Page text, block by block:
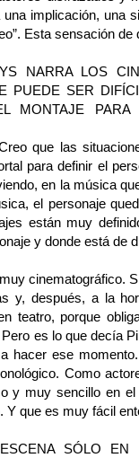
implicación, una
Esta sensación
NARRA LOS
PUEDE SER
MONTAJE
que las
para definir el
en la música
el personaje
están muy
y donde está de
cinematográfico.
y, después, a la
teatro, porque
es lo que decía
hacer ese
Como
y muy sencillo en
Y que es muy fácil
SÓLO